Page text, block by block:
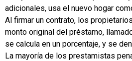
adicionales, usa el nuevo hogar
Al firmar un contrato, los
monto original del préstamo,
se calcula en un porcentaje, y se
La mayoría de los prestamistas